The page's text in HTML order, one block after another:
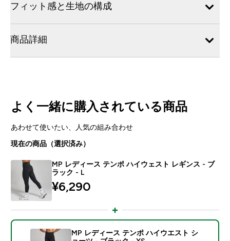
フィット感と生地の構成
商品詳細
よく一緒に購入されている商品
あわせて使いたい、人気の組み合わせ
現在の商品（選択済み）
MP レディース テンポ ハイウェスト レギンス - ブ
ラック - L
¥6,290‎
MP レディース テンポ ハイウエスト シ